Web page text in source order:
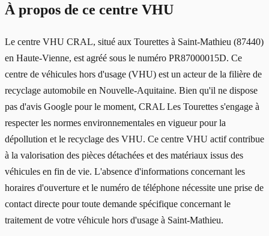
À propos de ce centre VHU
Le centre VHU CRAL, situé aux Tourettes à Saint-Mathieu (87440)
en Haute-Vienne, est agréé sous le numéro PR87000015D. Ce
centre de véhicules hors d'usage (VHU) est un acteur de la filière de
recyclage automobile en Nouvelle-Aquitaine. Bien qu'il ne dispose
pas d'avis Google pour le moment, CRAL Les Tourettes s'engage à
respecter les normes environnementales en vigueur pour la
dépollution et le recyclage des VHU. Ce centre VHU actif contribue
à la valorisation des pièces détachées et des matériaux issus des
véhicules en fin de vie. L'absence d'informations concernant les
horaires d'ouverture et le numéro de téléphone nécessite une prise de
contact directe pour toute demande spécifique concernant le
traitement de votre véhicule hors d'usage à Saint-Mathieu.